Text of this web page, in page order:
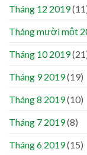
Tháng 12 2019
Tháng mười một
Tháng 10 2019
Tháng 9 2019(19)
Tháng 8 2019(10)
Tháng 7 2019(8)
Tháng 6 2019(15)